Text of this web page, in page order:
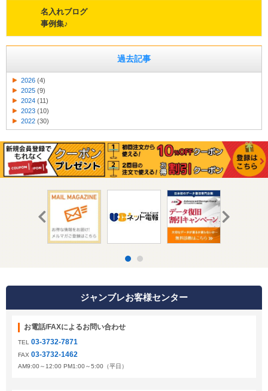
名入れブログ
事例集♪
過去記事
2026 (4)
2025 (9)
2024 (11)
2023 (10)
2022 (30)
ジャンブレお客様センター
お電話/FAXによるお問い合わせ
TEL 03-3732-7871
FAX 03-3732-1462
AM9:00～12:00 PM1:00～5:00（平日）